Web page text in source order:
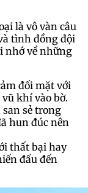
là vô vàn câu
tình đồng đội
nhớ về những
đối mặt với
khí vào bờ.
sẻ trong
hun đúc nên
thất bại hay
đấu đến